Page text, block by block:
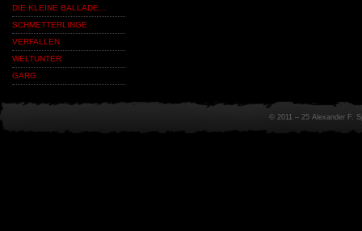
DIE KLEINE BALLADE…
SCHMETTERLINGE
VERFALLEN
WELTUNTER
GARG
© 2011 – 25 Alexander F.